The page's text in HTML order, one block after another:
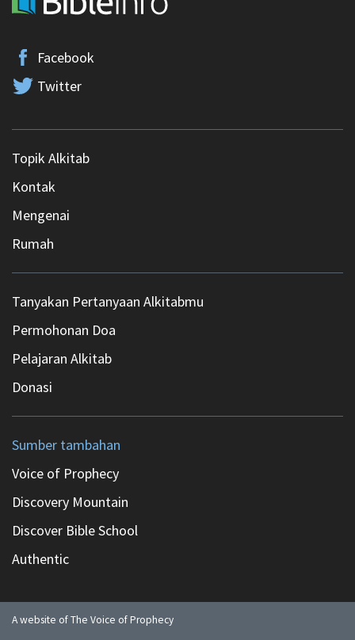
Facebook
Twitter
Topik Alkitab
Kontak
Mengenai
Rumah
Tanyakan Pertanyaan Alkitabmu
Permohonan Doa
Pelajaran Alkitab
Donasi
Sumber tambahan
Voice of Prophecy
Discovery Mountain
Discover Bible School
Authentic
A website of The Voice of Prophecy